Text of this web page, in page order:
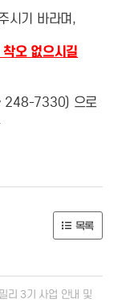
시기 바라며,
오 없으시길
248-7330) 으로
목록
리 3기 사업 안내 및